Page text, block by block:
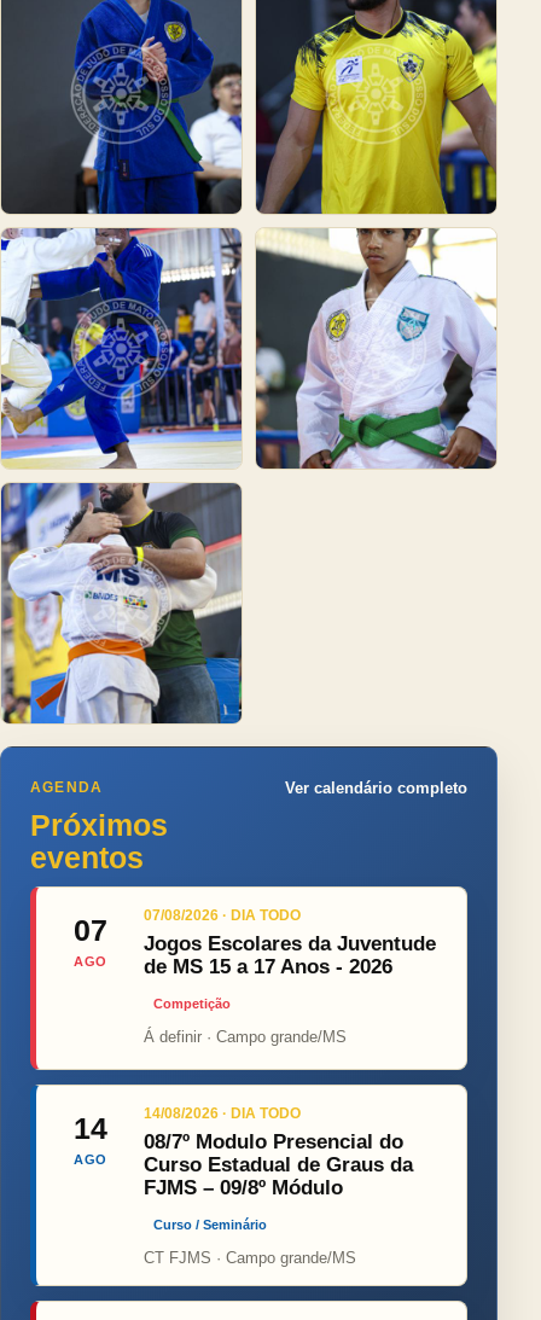
AGENDA
Próximos
eventos
Ver calendário completo
07
AGO
07/08/2026 · DIA TODO
Jogos Escolares da Juventude
de MS 15 a 17 Anos - 2026
Competição
Á definir · Campo grande/MS
14
AGO
14/08/2026 · DIA TODO
08/7º Modulo Presencial do
Curso Estadual de Graus da
FJMS – 09/8º Módulo
Curso / Seminário
CT FJMS · Campo grande/MS